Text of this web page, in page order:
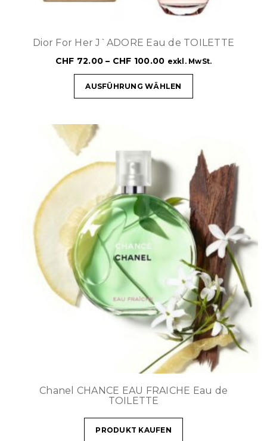
Dior For Her J`ADORE Eau de TOILETTE
CHF 72.00 – CHF 100.00 exkl. MwSt.
AUSFÜHRUNG WÄHLEN
Chanel CHANCE EAU FRAICHE Eau de
TOILETTE
PRODUKT KAUFEN